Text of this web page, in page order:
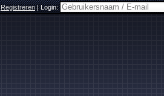
Registreren|Login: